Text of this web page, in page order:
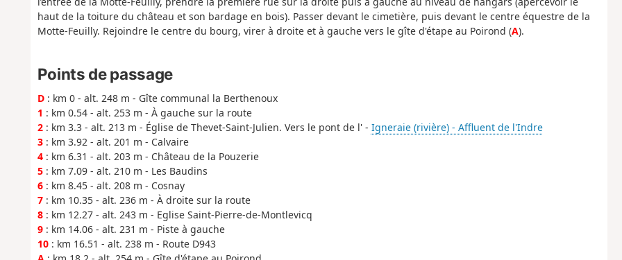
haut de la toiture du château et son bardage en bois). Passer devant le cimetière, puis devant le centre équestre de la
Motte-Feuilly. Rejoindre le centre du bourg, virer à droite et à gauche vers le gîte d'étape au Poirond (A).
Points de passage
D: km 0 - alt. 248 m - Gîte communal la Berthenoux
1 : km 0.54 - alt. 253 m - À gauche sur la route
2: km 3.3 - alt. 213 m - Église de Thevet-Saint-Julien. Vers le pont de l' - Igneraie (rivière) - Affluent de l'Indre
3: km 3.92 - alt. 201 m - Calvaire
4: km 6.31 - alt. 203 m - Château de la Pouzerie
5: km 7.09 - alt. 210 m - Les Baudins
6: km 8.45 - alt. 208 m - Cosnay
7: km 10.35 - alt. 236 m - À droite sur la route
8: km 12.27 - alt. 243 m - Eglise Saint-Pierre-de-Montlevicq
9: km 14.06 - alt. 231 m - Piste à gauche
10: km 16.51 - alt. 238 m - Route D943